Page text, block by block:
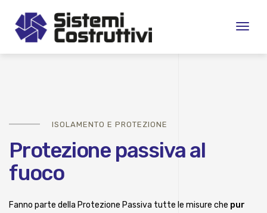
Toggle
ISOLAMENTO E PROTEZIONE
Protezione passiva al
fuoco
Fanno parte della Protezione Passiva tutte le misure che pur